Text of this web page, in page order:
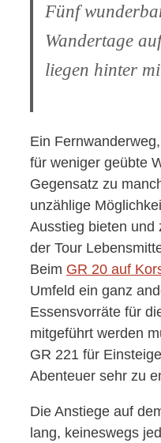
Fünf
Wandertage
liegen hinter
Ein
für weniger geübte
Gegensatz zu
unzählige
Ausstieg bieten und
der Tour
Beim GR 20 auf
Umfeld ein ganz
Essensvorräte für
mitgeführt werden
GR 221 für
Abenteuer sehr zu
Die Anstiege auf
lang, keineswegs